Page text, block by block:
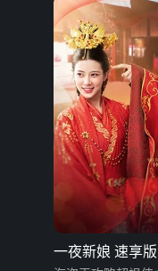
一夜新娘 速享版